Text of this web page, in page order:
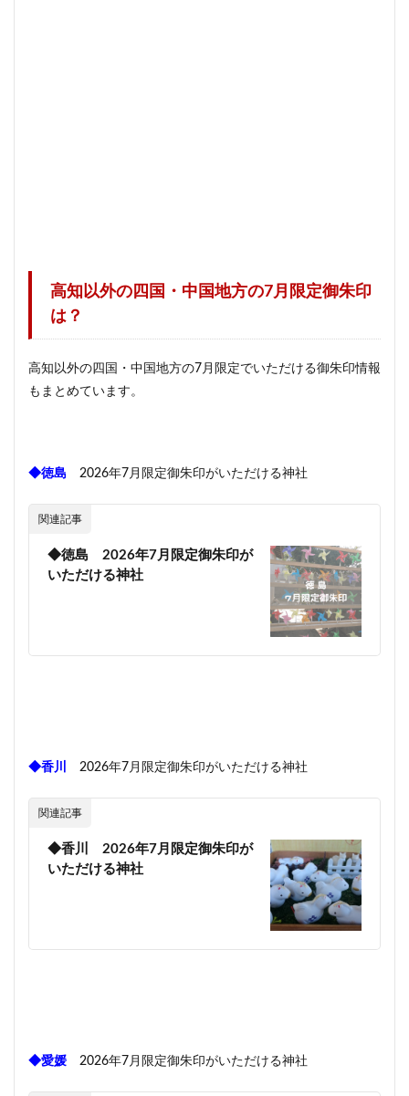
高知以外の四国・中国地方の7月限定御朱印
は？
高知以外の四国・中国地方の7月限定でいただける御朱印情報
もまとめています。
◆徳島 2026年7月限定御朱印がいただける神社
関連記事
◆徳島 2026年7月限定御朱印が
いただける神社
◆香川 2026年7月限定御朱印がいただける神社
関連記事
◆香川 2026年7月限定御朱印が
いただける神社
◆愛媛 2026年7月限定御朱印がいただける神社